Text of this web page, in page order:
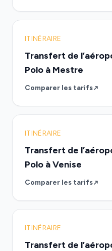
ITINÉRAIRE
Transfert de
Polo à Mestre
Comparer les tarifs
ITINÉRAIRE
Transfert de
Polo à Venise
Comparer les tarifs
ITINÉRAIRE
Transfert de